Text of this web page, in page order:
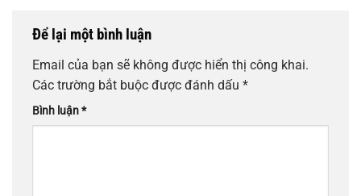
Để lại một bình luận
Email của bạn sẽ không được hiển thị công khai.
Các trường bắt buộc được đánh dấu *
Bình luận*